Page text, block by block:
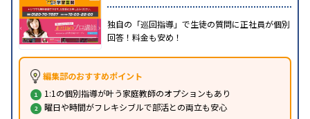
独自の「巡回指導」で生徒の質問に正社員が個別
回答！料金も安め！
編集部のおすすめポイント
1:1の個別指導が叶う家庭教師のオプションもあり
曜日や時間がフレキシブルで部活との両立も安心